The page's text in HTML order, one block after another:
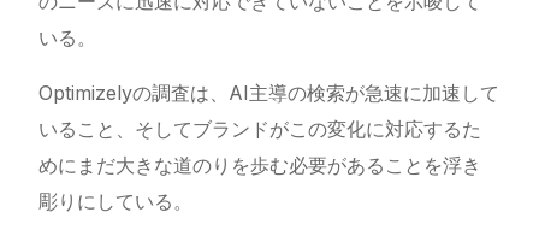
いる。
Optimizelyの調査は、AI主導の検索が急速に加速して
いること、そしてブランドがこの変化に対応するた
めにまだ大きな道のりを歩む必要があることを浮き
彫りにしている。